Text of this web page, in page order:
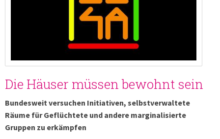
Die Häuser müssen bewohnt sein
Bundesweit versuchen Initiativen, selbstverwaltete
Räume für Geflüchtete und andere marginalisierte
Gruppen zu erkämpfen